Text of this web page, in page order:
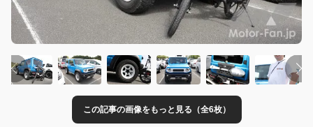
この記事の画像をもっと見る（全6枚）